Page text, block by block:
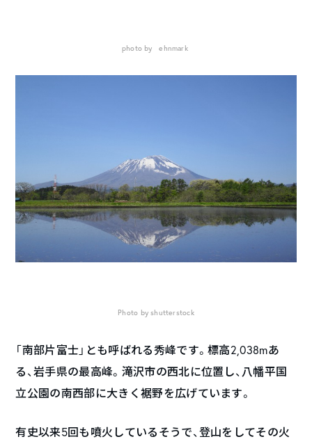
photo by ehnmark
Photo by shutterstock
「南部片富士」とも呼ばれる秀峰です。標高2,038mあ
る、岩手県の最高峰。滝沢市の西北に位置し、八幡平国
立公園の南西部に大きく裾野を広げています。
有史以来5回も噴火しているそうで、登山をしてその火